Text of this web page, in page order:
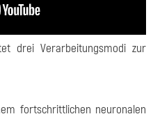
drei Verarbeitungsmodi zur
fortschrittlichen neuronalen